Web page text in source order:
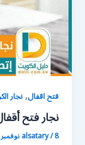
فتح اقفال,نجار
نجار فتح أقفال
alsatary/8 نوفمبر، 2017